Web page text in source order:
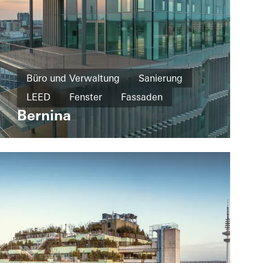
Büro und Verwaltung
Sanierung
LEED
Fenster
Fassaden
Türen
Italien
Bernina